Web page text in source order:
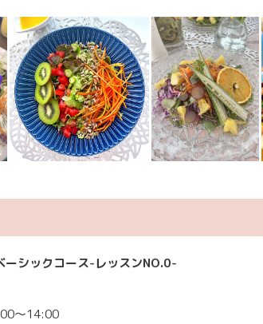
ーシックコース-レッスンNO.0-
〜14:00